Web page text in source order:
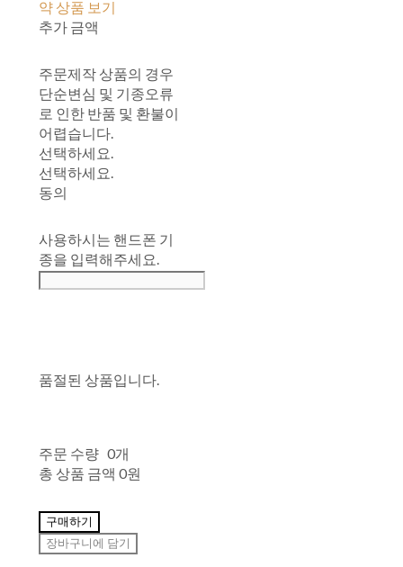
약 상품 보기
추가 금액
주문제작 상품의 경우
단순변심 및 기종오류
로 인한 반품 및 환불이
어렵습니다.
선택하세요.
선택하세요.
동의
사용하시는 핸드폰 기
종을 입력해주세요.
품절된 상품입니다.
주문 수량 0개
총 상품 금액 0원
구매하기
장바구니에 담기